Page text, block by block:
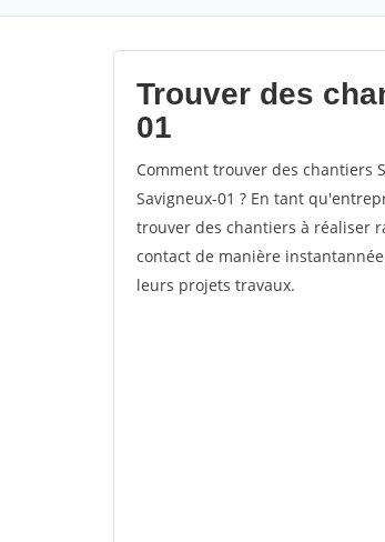
Trouver des
01
Comment trouver des chantiers
Savigneux-01 ? En tant
trouver des chantiers à réaliser
contact de manière
leurs projets travaux.